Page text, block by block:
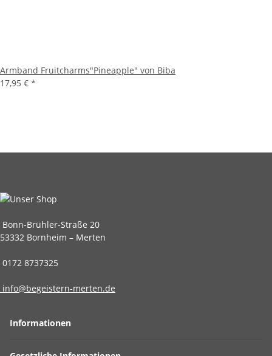
Armband Fruitcharms"Pineapple" von Biba
17,95 € *
Bonn-Brühler-Straße 20
53332 Bornheim – Merten
0172 8737325
info@begeistern-merten.de
Informationen